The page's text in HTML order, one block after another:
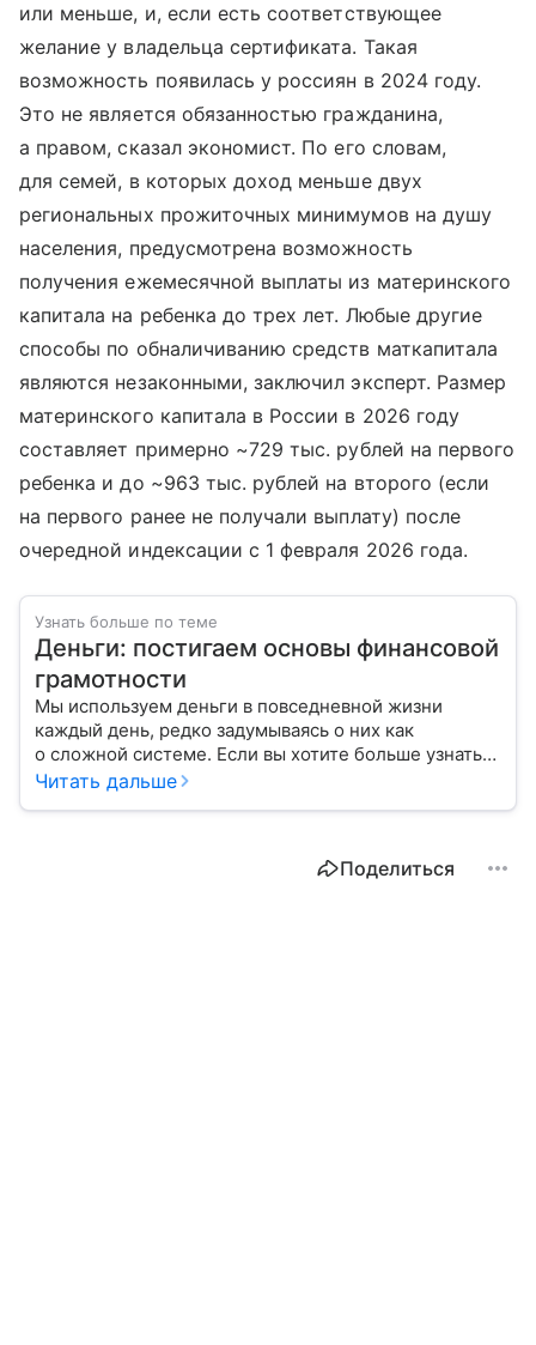
или меньше, и, если есть соответствующее
желание у владельца сертификата. Такая
возможность появилась у россиян в 2024 году.
Это не является обязанностью гражданина,
а правом, сказал экономист. По его словам,
для семей, в которых доход меньше двух
региональных прожиточных минимумов на душу
населения, предусмотрена возможность
получения ежемесячной выплаты из материнского
капитала на ребенка до трех лет. Любые другие
способы по обналичиванию средств маткапитала
являются незаконными, заключил эксперт. Размер
материнского капитала в России в 2026 году
составляет примерно ~729 тыс. рублей на первого
ребенка и до ~963 тыс. рублей на второго (если
на первого ранее не получали выплату) после
очередной индексации с 1 февраля 2026 года.
Узнать больше по теме
Деньги: постигаем основы финансовой
грамотности
Мы используем деньги в повседневной жизни
каждый день, редко задумываясь о них как
о сложной системе. Если вы хотите больше узнать
об этом финансовом инструменте и его функциях,
Читать дальше
Поделиться